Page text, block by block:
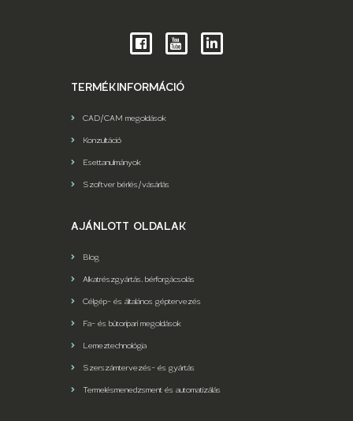
TERMÉKINFORMÁCIÓ
CAD/CAM megoldások
Konzultáció
Esettanulmányok
Szoftver bérlés/vásárlás
AJÁNLOTT OLDALAK
Blog
Alkatrészgyártás, bérforgácsolás
Célgép- és általános géptervezés
Fa- és bútoripari megoldások
Lemeztechnológia
Szerszámtervezés- és gyártás
Termelésmenedzsment és automatizálás